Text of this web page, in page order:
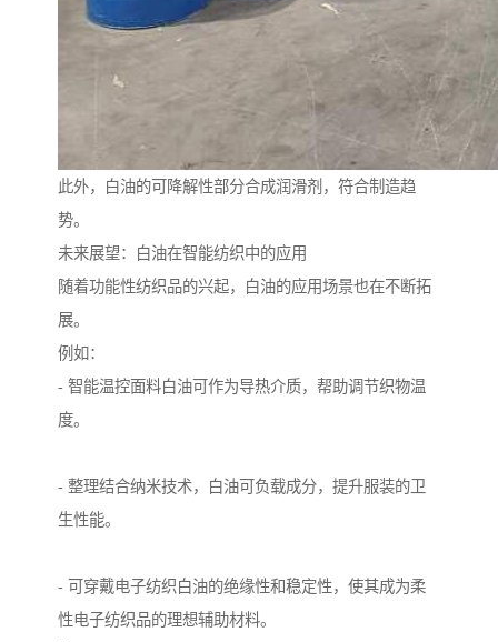
此外，白油的可降解性部分合成润滑剂，符合制造趋
势。
未来展望：白油在智能纺织中的应用
随着功能性纺织品的兴起，白油的应用场景也在不断拓
展。
例如：
- 智能温控面料白油可作为导热介质，帮助调节织物温
度。
- 整理结合纳米技术，白油可负载成分，提升服装的卫
生性能。
- 可穿戴电子纺织白油的绝缘性和稳定性，使其成为柔
性电子纺织品的理想辅助材料。